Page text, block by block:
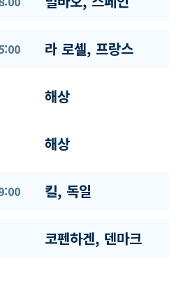
라 로셸, 프랑스
해상
해상
킬, 독일
코펜하겐, 덴마크